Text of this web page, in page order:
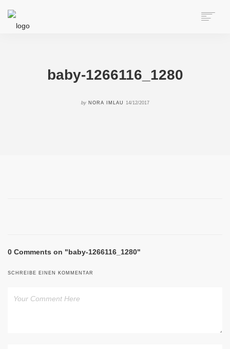
baby-1266116_1280
by NORA IMLAU 14/12/2017
0 Comments on "baby-1266116_1280"
SCHREIBE EINEN KOMMENTAR